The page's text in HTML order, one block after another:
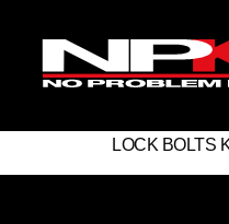
LOCK BOLTS